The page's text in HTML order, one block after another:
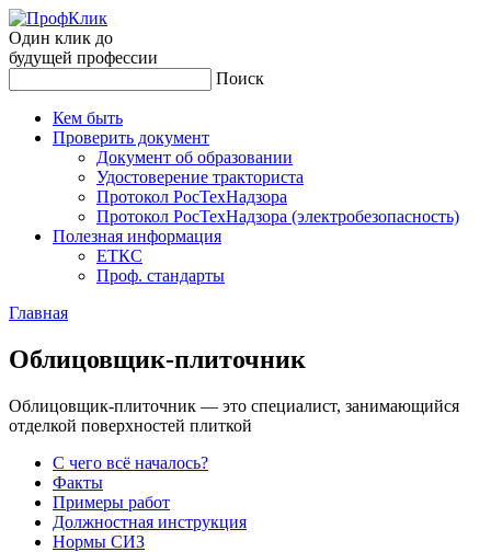
Один клик до
будущей профессии
Поиск
Кем быть
Проверить документ
Документ об образовании
Удостоверение тракториста
Протокол РосТехНадзора
Протокол РосТехНадзора (электробезопасность)
Полезная информация
ЕТКС
Проф. стандарты
Главная
Об­ли­цов­щик-пли­точ­ник
Облицовщик-плиточник — это специалист, занимающийся
отделкой поверхностей плиткой
С чего всё началось?
Факты
Примеры работ
Должностная инструкция
Нормы СИЗ